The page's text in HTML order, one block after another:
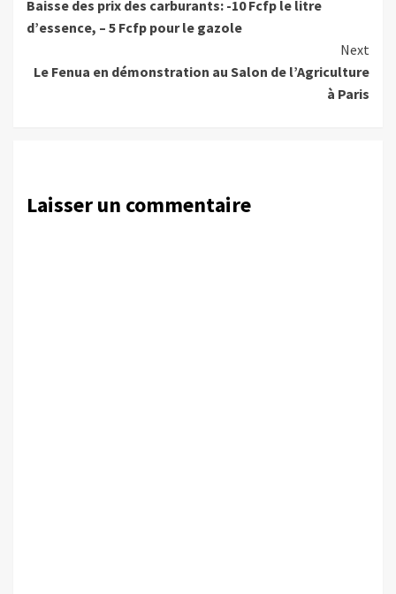
Reading
Baisse des prix des carburants: -10 Fcfp le litre
d’essence, – 5 Fcfp pour le gazole
Next
Le Fenua en démonstration au Salon de l’Agriculture
à Paris
Laisser un commentaire